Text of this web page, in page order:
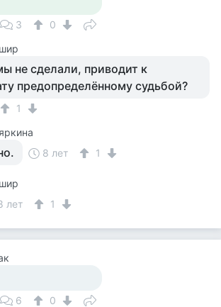
3 0
не сделали, приводит к
предопределённому судьбой?
1
8 лет 1
лет
1
6 0